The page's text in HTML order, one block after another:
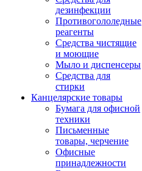
дезинфекции
Противогололедные
реагенты
Средства чистящие
и моющие
Мыло и диспенсеры
Средства для
стирки
Канцелярские товары
Бумага для офисной
техники
Письменные
товары, черчение
Офисные
принадлежности